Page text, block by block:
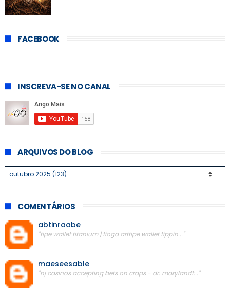
FACEBOOK
INSCREVA-SE NO CANAL
ARQUIVOS DO BLOG
COMENTÁRIOS
abtinraabe
"tipe wallet titanium | tioga arttipe wallet tippin..."
maeseesable
"nj casinos accepting bets on craps - dr. marylandt..."